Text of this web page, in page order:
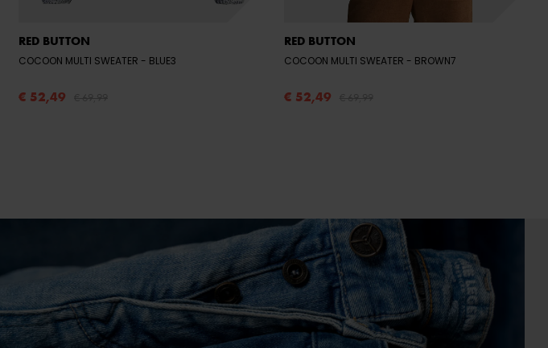
RED BUTTON
COCOON MULTI SWEATER - BLUE3
€ 52,49
RED BUTTON
COCOON MULTI SWEATER - BROWN7
€ 52,49